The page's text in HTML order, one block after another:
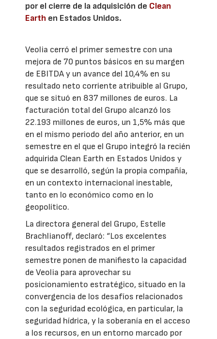
por el cierre de la adquisición de Clean
Earth en Estados Unidos.
Veolia cerró el primer semestre con una
mejora de 70 puntos básicos en su margen
de EBITDA y un avance del 10,4% en su
resultado neto corriente atribuible al Grupo,
que se situó en 837 millones de euros. La
facturación total del Grupo alcanzó los
22.193 millones de euros, un 1,5% más que
en el mismo periodo del año anterior, en un
semestre en el que el Grupo integró la recién
adquirida Clean Earth en Estados Unidos y
que se desarrolló, según la propia compañía,
en un contexto internacional inestable,
tanto en lo económico como en lo
geopolítico.
La directora general del Grupo, Estelle
Brachlianoff, declaró: “Los excelentes
resultados registrados en el primer
semestre ponen de manifiesto la capacidad
de Veolia para aprovechar su
posicionamiento estratégico, situado en la
convergencia de los desafíos relacionados
con la seguridad ecológica, en particular, la
seguridad hídrica, y la soberanía en el acceso
a los recursos, en un entorno marcado por